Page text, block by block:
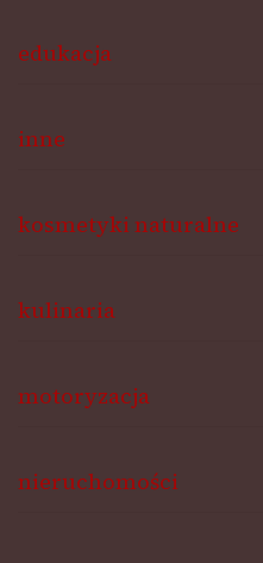
edukacja
inne
kosmetyki naturalne
kulinaria
motoryzacja
nieruchomości